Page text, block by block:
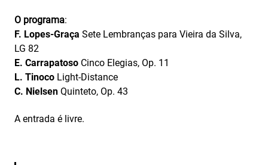
O programa:
F. Lopes-Graça Sete Lembranças para Vieira da Silva,
LG 82
E. Carrapatoso Cinco Elegias, Op. 11
L. Tinoco Light-Distance
C. Nielsen Quinteto, Op. 43
A entrada é livre.